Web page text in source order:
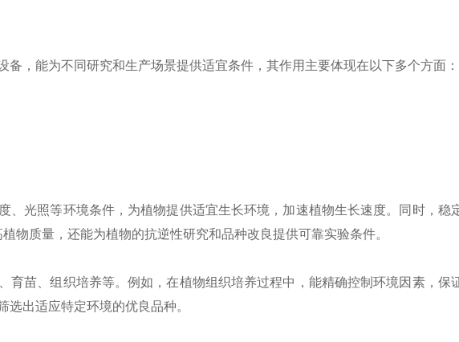
备，能为不同研究和生产场景提供适宜条件，其作用主要体现在以下多个方面：
、光照等环境条件，为植物提供适宜生长环境，加速植物生长速度。同时，稳
物质量，还能为植物的抗逆性研究和品种改良提供可靠实验条件。
育苗、组织培养等。例如，在植物组织培养过程中，能精确控制环境因素，保
出适应特定环境的优良品种。